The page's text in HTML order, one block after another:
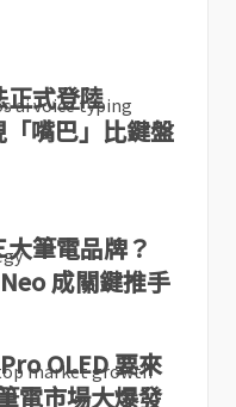
正式登陸
嘴巴」比鍵盤
筆電品牌？
成關鍵推手
OLED 要來
電市場大爆發